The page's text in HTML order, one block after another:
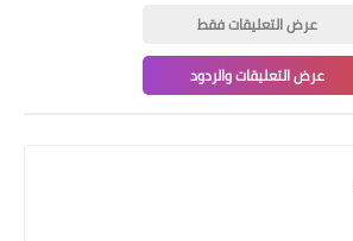
عرض التعليقات فقط
عرض التعليقات والردود